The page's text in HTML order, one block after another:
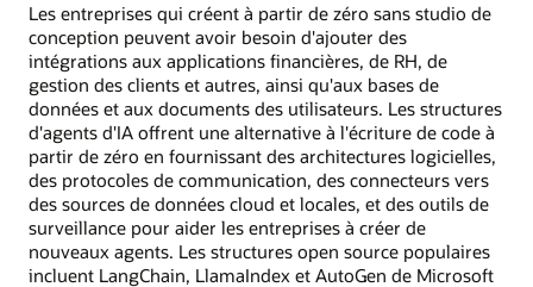
Les entreprises qui créent à partir de zéro sans studio de
conception peuvent avoir besoin d'ajouter des
intégrations aux applications financières, de RH, de
gestion des clients et autres, ainsi qu'aux bases de
données et aux documents des utilisateurs. Les structures
d'agents d'IA offrent une alternative à l'écriture de code à
partir de zéro en fournissant des architectures logicielles,
des protocoles de communication, des connecteurs vers
des sources de données cloud et locales, et des outils de
surveillance pour aider les entreprises à créer de
nouveaux agents. Les structures open source populaires
incluent LangChain, LlamaIndex et AutoGen de Microsoft